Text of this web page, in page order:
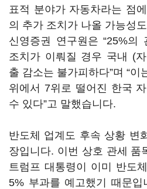
표적 분야가 자동차라는 점
의 추가 조치가 나올 가능성
신영증권 연구원은 “25%의
조치가 이뤄질 경우 국내 (
출 감소는 불가피하다”며 “
위에서 7위로 떨어진 한국
수 있다”고 말했습니다.
반도체 업계도 후속 상황 변
장입니다. 이번 상호 관세 품
트럼프 대통령이 이미 반도
5% 부과를 예고했기 때문